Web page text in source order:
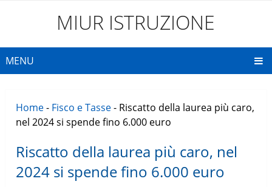
MIUR ISTRUZIONE
MENU
Home- Fisco e Tasse- Riscatto della laurea più caro,
nel 2024 si spende fino 6.000 euro
Riscatto della laurea più caro, nel
2024 si spende fino 6.000 euro